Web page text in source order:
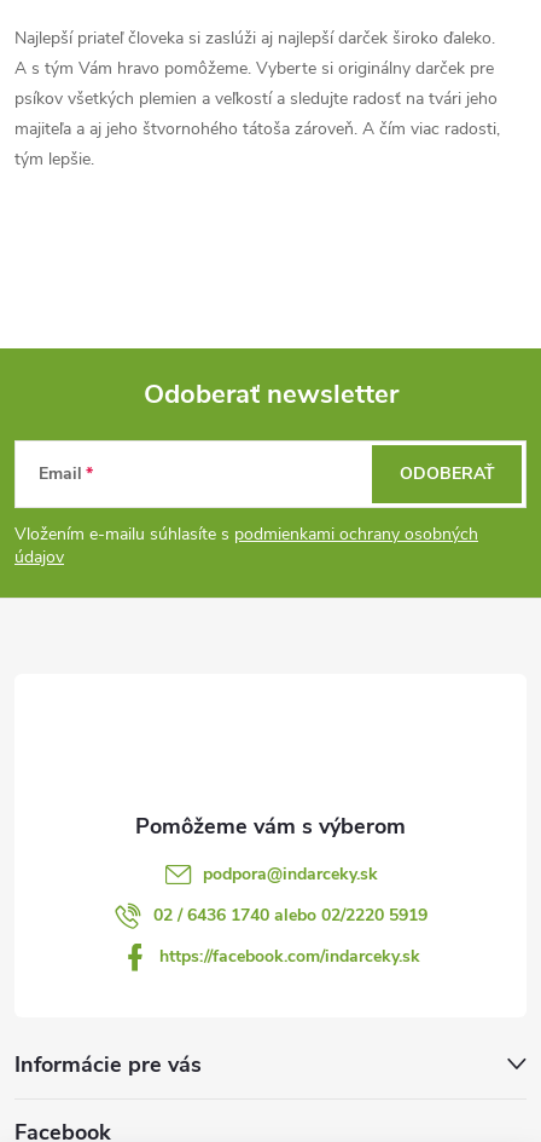
d
a
c
i
v
v
ý
p
á
n
k
o
v
Najlepší priateľ človeka si zaslúži aj najlepší darček široko ďaleko.
A s tým Vám hravo pomôžeme. Vyberte si originálny darček pre
psíkov všetkých plemien a veľkostí a sledujte radosť na tvári jeho
majiteľa a aj jeho štvornohého tátoša zároveň. A čím viac radosti,
tým lepšie.
Z
á
p
Odoberať newsletter
Email
Vložením e-mailu súhlasíte s podmienkami ochrany osobných
údajov
ODOBERAŤ
podpora@indarceky.sk
02 / 6436 1740 alebo 02/2220 5919
https://facebook.com/indarceky.sk
Informácie pre vás
Facebook